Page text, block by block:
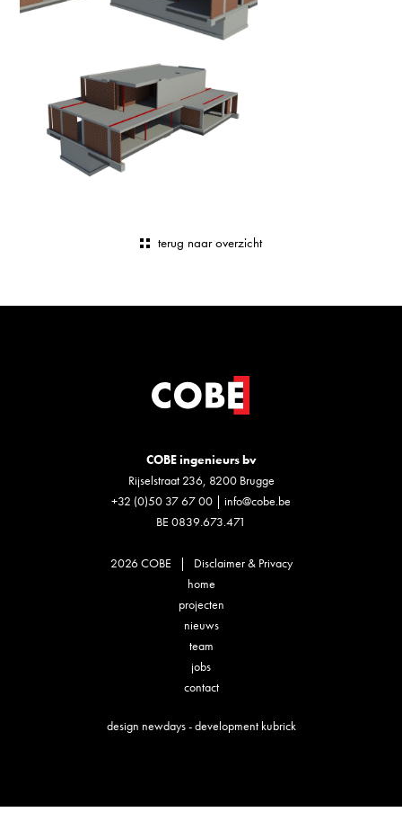
terug naar overzicht
COBE ingenieurs bv
Rijselstraat 236, 8200 Brugge
+32 (0)50 37 67 00 | info@cobe.be
BE 0839.673.471
2026 COBE | Disclaimer & Privacy
home
projecten
nieuws
team
jobs
contact
design newdays- development kubrick